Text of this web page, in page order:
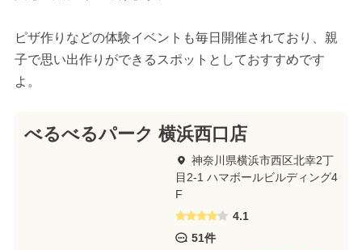
ピザ作りなどの体験イベントも毎日開催されており、親
子で思い出作りができるスポットとしておすすめです
よ。
べるべるパーク 横浜西口店
神奈川県横浜市西区北幸2丁
目2-1 ハマボールビルディング4
F
4.1
51件